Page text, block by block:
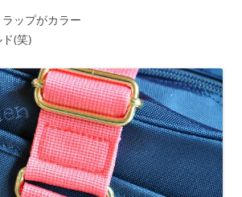
ップがカラー
(笑)